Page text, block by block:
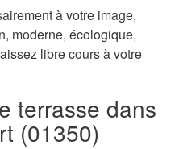
à votre image,
moderne, écologique,
libre cours à votre
terrasse dans
(01350)